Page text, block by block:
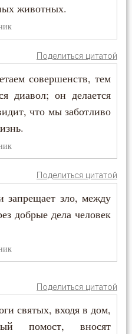
животных.
Поделиться цитатой
совершенств, тем
диавол; он делается
что мы заботливо
Поделиться цитатой
запрещает зло, между
добрые дела человек
Поделиться цитатой
святых, входя в дом,
помост, вносят